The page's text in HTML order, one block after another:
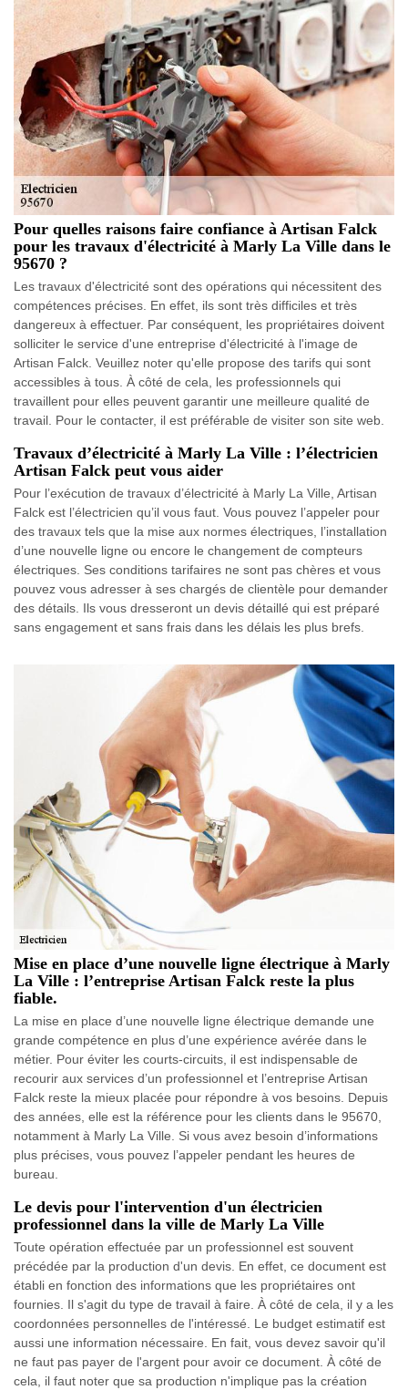
Pour quelles raisons faire confiance à Artisan Falck
pour les travaux d'électricité à Marly La Ville dans le
95670 ?
Les travaux d'électricité sont des opérations qui nécessitent des
compétences précises. En effet, ils sont très difficiles et très
dangereux à effectuer. Par conséquent, les propriétaires doivent
solliciter le service d'une entreprise d'électricité à l'image de
Artisan Falck. Veuillez noter qu'elle propose des tarifs qui sont
accessibles à tous. À côté de cela, les professionnels qui
travaillent pour elles peuvent garantir une meilleure qualité de
travail. Pour le contacter, il est préférable de visiter son site web.
Travaux d’électricité à Marly La Ville : l’électricien
Artisan Falck peut vous aider
Pour l’exécution de travaux d’électricité à Marly La Ville, Artisan
Falck est l’électricien qu’il vous faut. Vous pouvez l’appeler pour
des travaux tels que la mise aux normes électriques, l’installation
d’une nouvelle ligne ou encore le changement de compteurs
électriques. Ses conditions tarifaires ne sont pas chères et vous
pouvez vous adresser à ses chargés de clientèle pour demander
des détails. Ils vous dresseront un devis détaillé qui est préparé
sans engagement et sans frais dans les délais les plus brefs.
Mise en place d’une nouvelle ligne électrique à Marly
La Ville : l’entreprise Artisan Falck reste la plus
fiable.
La mise en place d’une nouvelle ligne électrique demande une
grande compétence en plus d’une expérience avérée dans le
métier. Pour éviter les courts-circuits, il est indispensable de
recourir aux services d’un professionnel et l’entreprise Artisan
Falck reste la mieux placée pour répondre à vos besoins. Depuis
des années, elle est la référence pour les clients dans le 95670,
notamment à Marly La Ville. Si vous avez besoin d’informations
plus précises, vous pouvez l’appeler pendant les heures de
bureau.
Le devis pour l'intervention d'un électricien
professionnel dans la ville de Marly La Ville
Toute opération effectuée par un professionnel est souvent
précédée par la production d'un devis. En effet, ce document est
établi en fonction des informations que les propriétaires ont
fournies. Il s'agit du type de travail à faire. À côté de cela, il y a les
coordonnées personnelles de l'intéressé. Le budget estimatif est
aussi une information nécessaire. En fait, vous devez savoir qu'il
ne faut pas payer de l'argent pour avoir ce document. À côté de
cela, il faut noter que sa production n'implique pas la création